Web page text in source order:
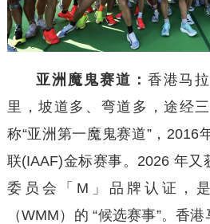
亚洲魔鬼赛道： 香港马
里，坡道多、弯道多，途经
称“亚洲第一魔鬼赛道”，2016
联(IAAF)金标赛事。2026 年又
委员会「M」品牌认证，
（WMM）的 “候选赛事”。香